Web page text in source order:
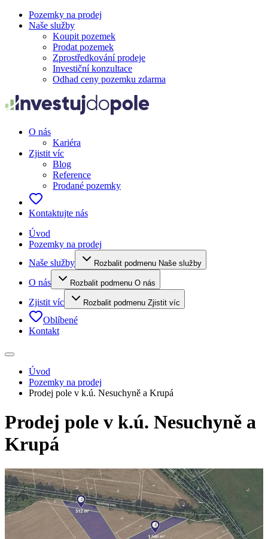
Pozemky na prodej
Naše služby
Koupit pozemek
Prodat pozemek
Zprostředkování prodeje
Investiční konzultace
Odhad ceny pozemku zdarma
O nás
Kariéra
Zjistit víc
Blog
Reference
Prodané pozemky
Kontaktujte nás
Úvod
Pozemky na prodej
Naše služby
Rozbalit podmenu Naše služby
O nás Rozbalit podmenu O nás
Zjistit víc Rozbalit podmenu Zjistit víc
Oblíbené
Kontakt
Úvod
Pozemky na prodej
Prodej pole v k.ú. Nesuchyně a Krupá
Prodej pole v k.ú. Nesuchyně a
Krupá